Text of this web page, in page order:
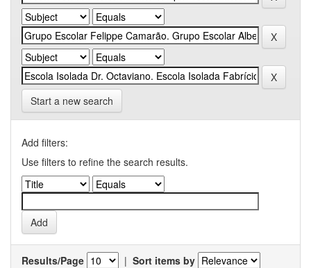
Start a new search
Add filters:
Use filters to refine the search results.
Results/Page | Sort items by